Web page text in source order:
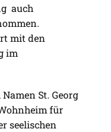
auch
mit den
im
St. Georg
für
seelischen